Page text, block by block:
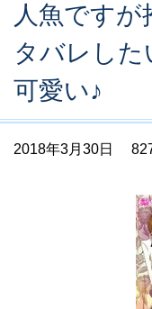
人魚ですが
タバレした
可愛い♪
2018年3月30日